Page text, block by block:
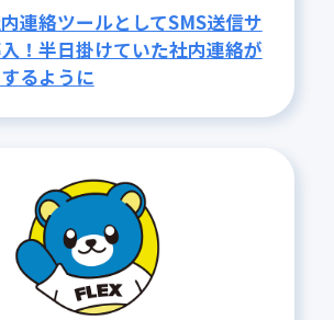
連絡ツールとしてSMS送信サ
！半日掛けていた社内連絡が
るように